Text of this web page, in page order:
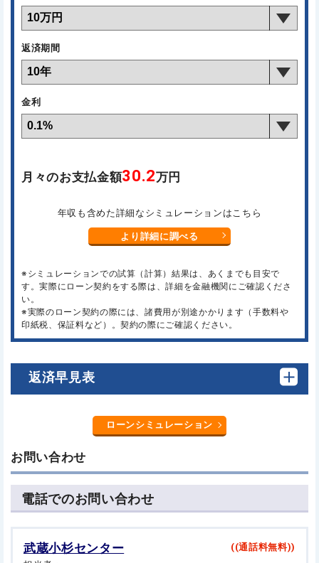
返済期間
金利
月々のお支払金額30.2万円
年収も含めた詳細なシミュレーションはこちら
より詳細に調べる
※シミュレーションでの試算（計算）結果は、あくまでも目安で
す。実際にローン契約をする際は、詳細を金融機関にご確認くださ
い。
※実際のローン契約の際には、諸費用が別途かかります（手数料や
印紙税、保証料など）。契約の際にご確認ください。
返済早見表
ローンシミュレーション
お問い合わせ
電話でのお問い合わせ
武蔵小杉センター
((通話料無料))